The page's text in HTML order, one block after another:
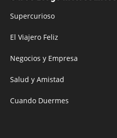
Supercurioso
El Viajero Feliz
Negocios y Empresa
Salud y Amistad
Cuando Duermes